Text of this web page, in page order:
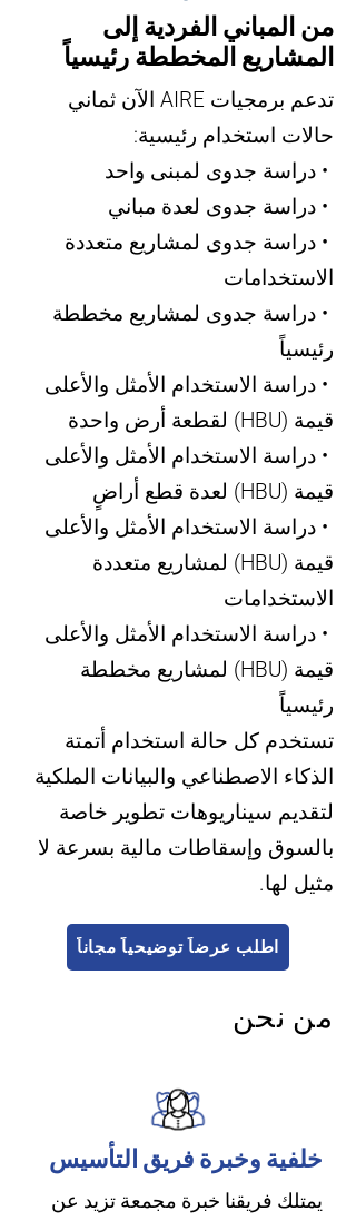
من المباني الفردية إلى
المشاريع المخططة رئيسياً
تدعم برمجيات AIRE الآن ثماني
حالات استخدام رئيسية:
• دراسة جدوى لمبنى واحد
• دراسة جدوى لعدة مباني
• دراسة جدوى لمشاريع متعددة
الاستخدامات
• دراسة جدوى لمشاريع مخططة
رئيسياً
• دراسة الاستخدام الأمثل والأعلى
قيمة (HBU) لقطعة أرض واحدة
• دراسة الاستخدام الأمثل والأعلى
قيمة (HBU) لعدة قطع أراضٍ
• دراسة الاستخدام الأمثل والأعلى
قيمة (HBU) لمشاريع متعددة
الاستخدامات
• دراسة الاستخدام الأمثل والأعلى
قيمة (HBU) لمشاريع مخططة
رئيسياً
تستخدم كل حالة استخدام أتمتة
الذكاء الاصطناعي والبيانات الملكية
لتقديم سيناريوهات تطوير خاصة
بالسوق وإسقاطات مالية بسرعة لا
مثيل لها.
اطلب عرضاً توضيحياً مجاناً
من نحن
خلفية وخبرة فريق التأسيس
يمتلك فريقنا خبرة مجمعة تزيد عن